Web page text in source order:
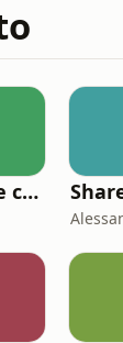
Sottovoce - Storie criminali